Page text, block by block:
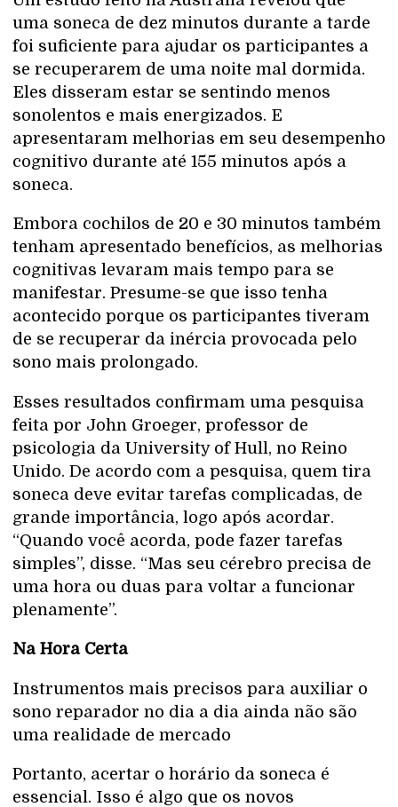
uma soneca de dez minutos durante a tarde
foi suficiente para ajudar os participantes a
se recuperarem de uma noite mal dormida.
Eles disseram estar se sentindo menos
sonolentos e mais energizados. E
apresentaram melhorias em seu desempenho
cognitivo durante até 155 minutos após a
soneca.
Embora cochilos de 20 e 30 minutos também
tenham apresentado benefícios, as melhorias
cognitivas levaram mais tempo para se
manifestar. Presume-se que isso tenha
acontecido porque os participantes tiveram
de se recuperar da inércia provocada pelo
sono mais prolongado.
Esses resultados confirmam uma pesquisa
feita por John Groeger, professor de
psicologia da University of Hull, no Reino
Unido. De acordo com a pesquisa, quem tira
soneca deve evitar tarefas complicadas, de
grande importância, logo após acordar.
“Quando você acorda, pode fazer tarefas
simples”, disse. “Mas seu cérebro precisa de
uma hora ou duas para voltar a funcionar
plenamente”.
Na Hora Certa
Instrumentos mais precisos para auxiliar o
sono reparador no dia a dia ainda não são
uma realidade de mercado
Portanto, acertar o horário da soneca é
essencial. Isso é algo que os novos